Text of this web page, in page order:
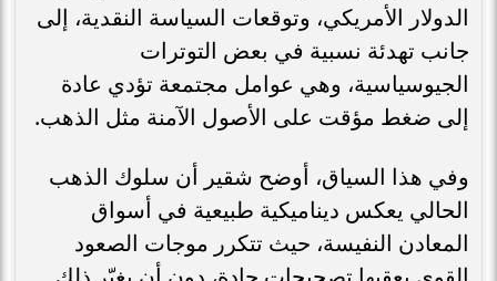
الدولار الأمريكي، وتوقعات السياسة النقدية، إلى
جانب تهدئة نسبية في بعض التوترات
الجيوسياسية، وهي عوامل مجتمعة تؤدي عادة
إلى ضغط مؤقت على الأصول الآمنة مثل الذهب.
وفي هذا السياق، أوضح شقير أن سلوك الذهب
الحالي يعكس ديناميكية طبيعية في أسواق
المعادن النفيسة، حيث تتكرر موجات الصعود